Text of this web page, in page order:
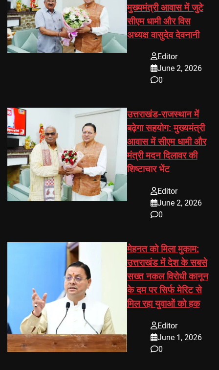
मुख्यमंत्री आवास में जुटे
सीएम धामी और विस
अध्यक्ष वासुदेव देवनानी
Editor
June 2, 2026
0
उत्तराखंड-राजस्थान में
बढ़ेगा सहयोग: मुख्यमंत्री
आवास में सीएम धामी और
मंत्री मदन दिलावर की
शिष्टाचार भेंट
Editor
June 2, 2026
0
मेहनत को मिला मुकाम:
उत्तराखंड में देश के सबसे
सख्त नकल विरोधी कानून
के दम पर सिर्फ मेरिट से
मिल रहा युवाओं को हक
Editor
June 1, 2026
0